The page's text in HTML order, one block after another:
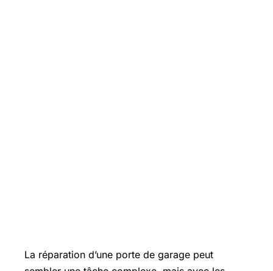
La réparation d’une porte de garage peut